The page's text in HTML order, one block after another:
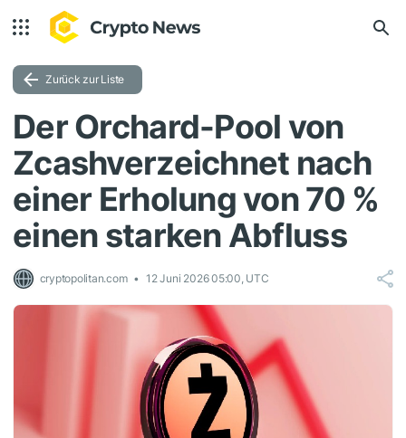
Zurück zur Liste
Der Orchard-Pool von
Zcashverzeichnet nach
einer Erholung von 70 %
einen starken Abfluss
cryptopolitan.com 12 Juni 2026 05:00, UTC